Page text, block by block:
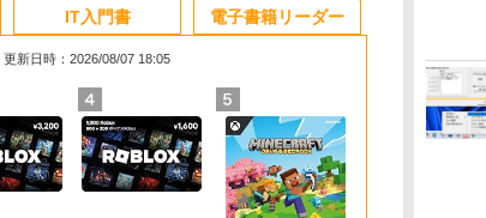
更新日時：2026/08/07 18:05
IT入門書 電子書籍リーダー